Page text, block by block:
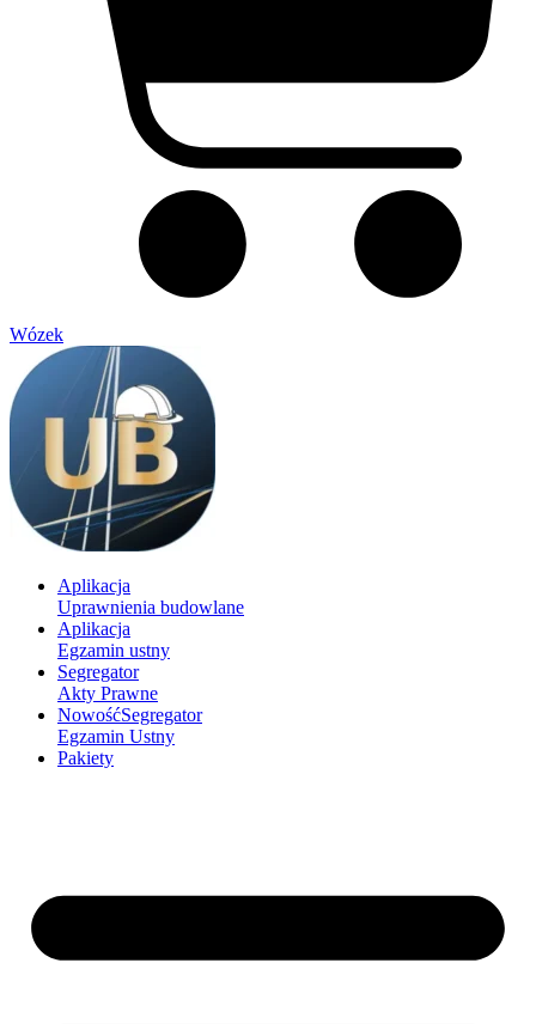
Wózek
Aplikacja
Uprawnienia budowlane
Aplikacja
Egzamin ustny
Segregator
Akty Prawne
NowośćSegregator
Egzamin Ustny
Pakiety